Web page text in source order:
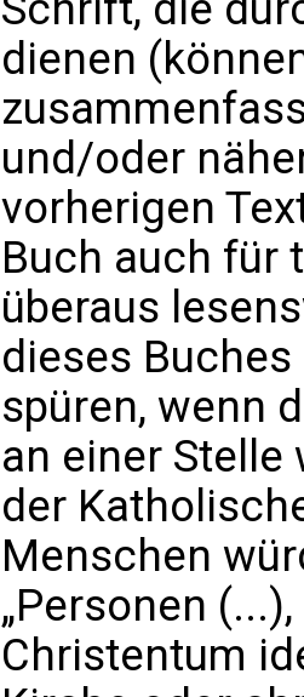
dienen
und/oder
vorherigen
Buch auch für
überaus
dieses
spüren, wenn
an einer
der
Menschen
„Personen
Christentum